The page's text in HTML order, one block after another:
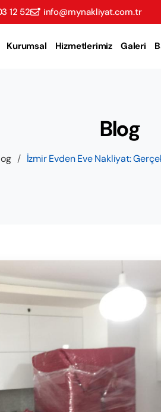
12 52 info@mynakliyat.com.tr
Kurumsal Hizmetlerimiz Galeri
Blog
/ İzmir Evden Eve Nakliyat: